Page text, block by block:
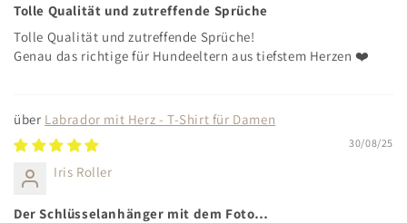
Tolle Qualität und zutreffende Sprüche
Tolle Qualität und zutreffende Sprüche!
Genau das richtige für Hundeeltern aus tiefstem Herzen ❤️
Labrador mit Herz - T-Shirt für Damen
30/08/25
Iris Roller
Der Schlüsselanhänger mit dem Foto…